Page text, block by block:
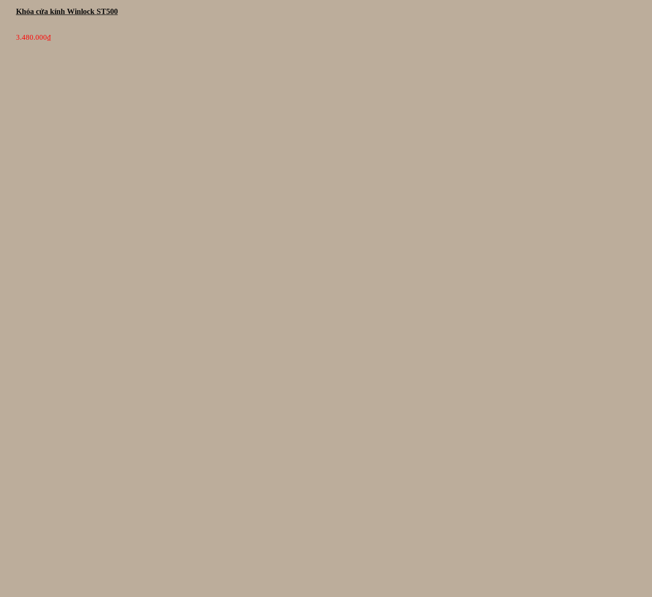
Khóa cửa kính Winlock ST500
3.480.000₫